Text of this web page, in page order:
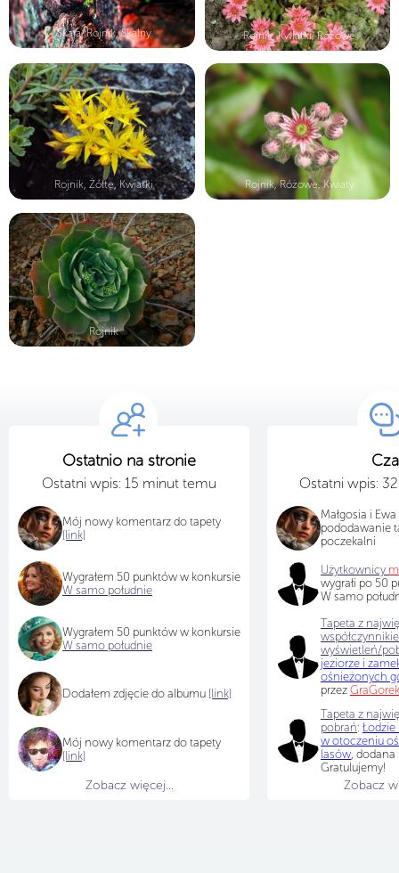
Skała, Rojnik, Skalny Rojnik, Kwiatki, Różowe
Rojnik, Żółte, Kwiatki Rojnik, Różowe, Kwiaty
Rojnik
Ostatnio na stronie
Ostatni wpis: 15 minut temu
Mój nowy komentarz do tapety
[link]
Wygrałem 50 punktów w konkursie
W samo południe
Wygrałem 50 punktów w konkursie
W samo południe
Dodałem zdjęcie do albumu [link]
Mój nowy komentarz do tapety
[link]
Zobacz więcej...
Ostatni wpis:
Małgosia i
pododawanie
poczekalni
Użytkownicy
wygrałi po 50
W samo
Tapeta z
wyświetleń/
jeziorze i
ośnieżonych
przez GraGorek
Tapeta z
pobrań: Łodzie
w otoczeniu
lasów ,
Gratulujemy!
Tapeta z
Zobacz